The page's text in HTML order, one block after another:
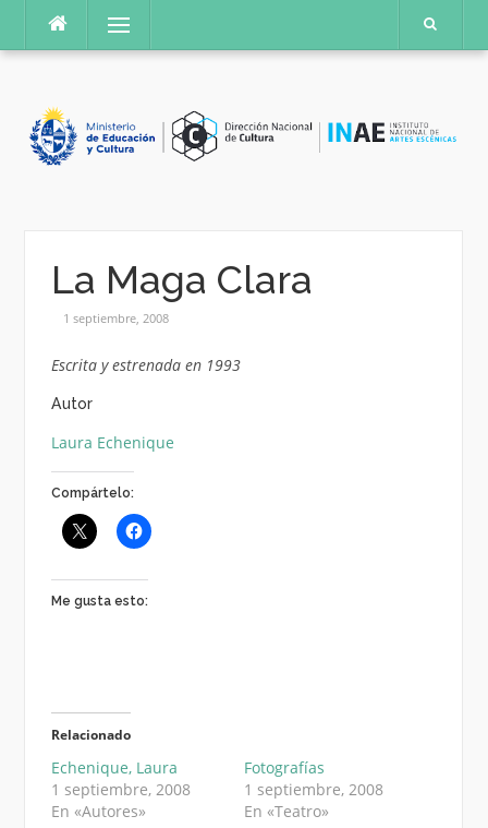
contenido
Menú
La Maga Clara
1 septiembre, 2008
Escrita y estrenada en 1993
Autor
Laura Echenique
Compártelo:
Me gusta esto:
Relacionado
Echenique, Laura
1 septiembre, 2008
En «Autores»
Fotografías
1 septiembre, 2008
En «Teatro»